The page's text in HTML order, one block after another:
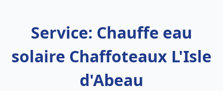
Service: Chauffe eau
solaire Chaffoteaux L'Isle
d'Abeau